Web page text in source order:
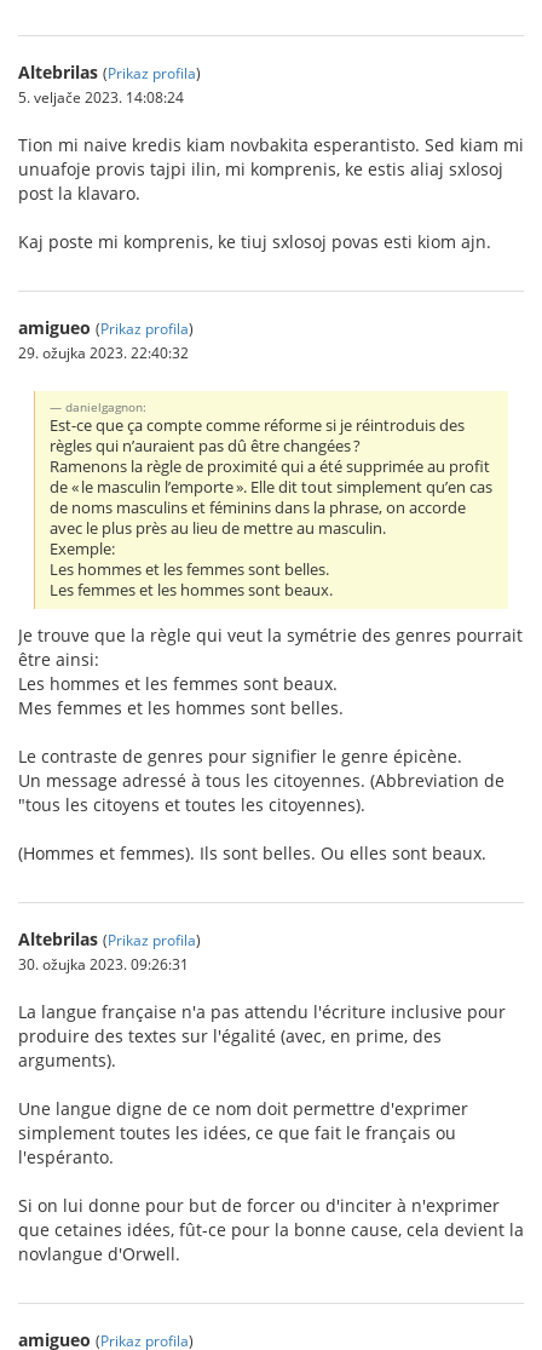
Altebrilas (Prikaz profila)
5. veljače 2023. 14:08:24
Tion mi naive kredis kiam novbakita esperantisto. Sed kiam mi
unuafoje provis tajpi ilin, mi komprenis, ke estis aliaj sxlosoj
post la klavaro.
Kaj poste mi komprenis, ke tiuj sxlosoj povas esti kiom ajn.
amigueo (Prikaz profila)
29. ožujka 2023. 22:40:32
danielgagnon:
Est-ce que ça compte comme réforme si je réintroduis des
règles qui n’auraient pas dû être changées ?
Ramenons la règle de proximité qui a été supprimée au profit
de « le masculin l’emporte ». Elle dit tout simplement qu’en cas
de noms masculins et féminins dans la phrase, on accorde
avec le plus près au lieu de mettre au masculin.
Exemple:
Les hommes et les femmes sont belles.
Les femmes et les hommes sont beaux.
Je trouve que la règle qui veut la symétrie des genres pourrait
être ainsi:
Les hommes et les femmes sont beaux.
Mes femmes et les hommes sont belles.
Le contraste de genres pour signifier le genre épicène.
Un message adressé à tous les citoyennes. (Abbreviation de
"tous les citoyens et toutes les citoyennes).
(Hommes et femmes). Ils sont belles. Ou elles sont beaux.
Altebrilas (Prikaz profila)
30. ožujka 2023. 09:26:31
La langue française n'a pas attendu l'écriture inclusive pour
produire des textes sur l'égalité (avec, en prime, des
arguments).
Une langue digne de ce nom doit permettre d'exprimer
simplement toutes les idées, ce que fait le français ou
l'espéranto.
Si on lui donne pour but de forcer ou d'inciter à n'exprimer
que cetaines idées, fût-ce pour la bonne cause, cela devient la
novlangue d'Orwell.
amigueo (Prikaz profila)